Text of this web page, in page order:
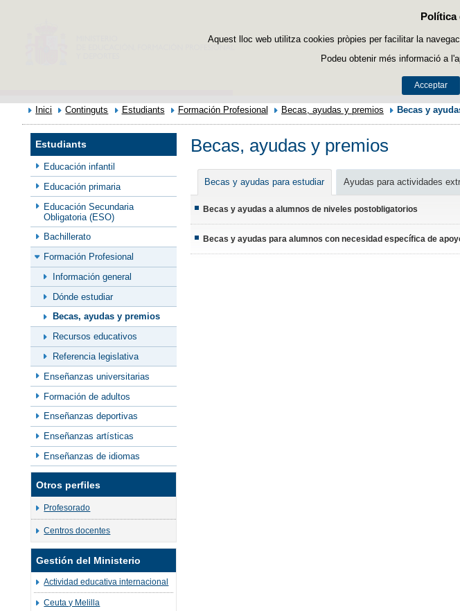
Política
Aquest lloc web utilitza cookies pròpies per facilitar la
Podeu obtenir més informació a
Acceptar
Inici Continguts Estudiants Formación Profesional Becas, ayudas y premios Becas y
Estudiants
Educación infantil
Educación primaria
Educación Secundaria
Obligatoria (ESO)
Bachillerato
Formación Profesional
Información general
Dónde estudiar
Becas, ayudas y premios
Recursos educativos
Referencia legislativa
Enseñanzas universitarias
Formación de adultos
Enseñanzas deportivas
Enseñanzas artísticas
Enseñanzas de idiomas
Otros perfiles
Profesorado
Centros docentes
Gestión del Ministerio
Actividad educativa internacional
Ceuta y Melilla
Becas, ayudas y premios
Becas y ayudas para estudiar Ayudas para actividades
Becas y ayudas a alumnos de niveles postobligatorios
Becas y ayudas para alumnos con necesidad específica de